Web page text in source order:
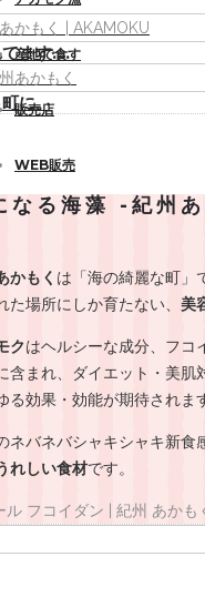
産地で食す
販売店
WEB販売
てます….
町に。
なる海藻 -紀州あ
かもく は「海の綺麗な町」
た場所にしか育たない、美
クはヘルシーな成分、フコ
含まれ、ダイエット・美肌
る効果・効能が期待されま
ネバネバシャキシャキ新食
れしい食材です。